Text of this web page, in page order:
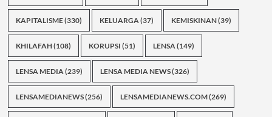
KAPITALISME(330) KELUARGA(37) KEMISKINAN(39)
KHILAFAH(108) KORUPSI (51) LENSA(149)
LENSA MEDIA(239) LENSA MEDIA NEWS(326)
LENSAMEDIANEWS(256) LENSAMEDIANEWS.COM(269)